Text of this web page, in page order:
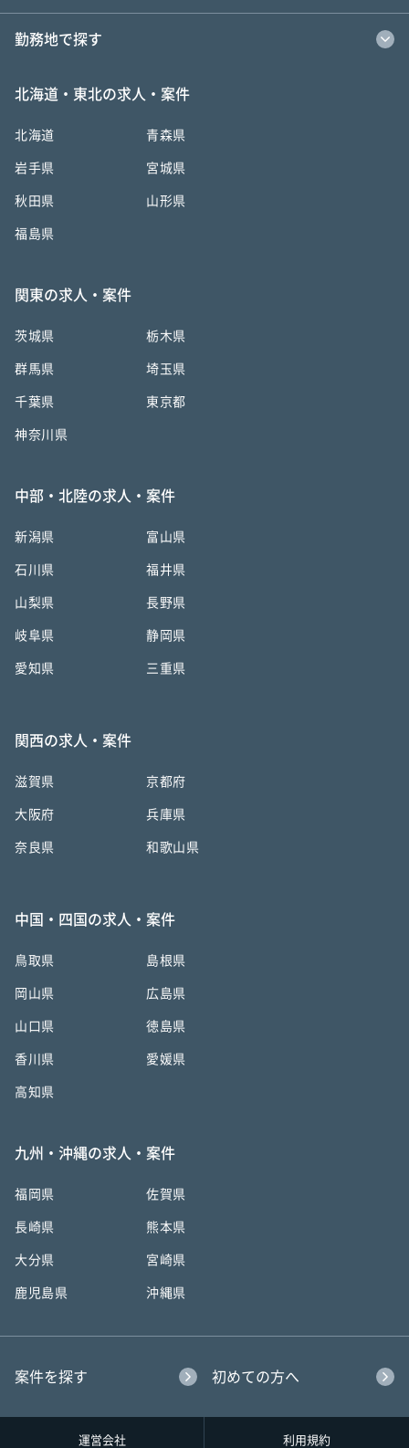
勤務地で探す
北海道・東北の求人・案件
北海道 青森県
岩手県 宮城県
秋田県 山形県
福島県
関東の求人・案件
茨城県 栃木県
群馬県 埼玉県
千葉県 東京都
神奈川県
中部・北陸の求人・案件
新潟県 富山県
石川県 福井県
山梨県 長野県
岐阜県 静岡県
愛知県 三重県
関西の求人・案件
滋賀県 京都府
大阪府 兵庫県
奈良県 和歌山県
中国・四国の求人・案件
鳥取県 島根県
岡山県 広島県
山口県 徳島県
香川県 愛媛県
高知県
九州・沖縄の求人・案件
福岡県 佐賀県
長崎県 熊本県
大分県 宮崎県
鹿児島県 沖縄県
案件を探す 初めての方へ
運営会社 利用規約